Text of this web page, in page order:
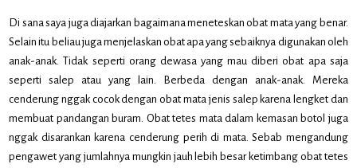
Di sana saya juga diajarkan bagaimana meneteskan obat mata yang benar.
Selain itu beliau juga menjelaskan obat apa yang sebaiknya digunakan oleh
anak-anak. Tidak seperti orang dewasa yang mau diberi obat apa saja
seperti salep atau yang lain. Berbeda dengan anak-anak. Mereka
cenderung nggak cocok dengan obat mata jenis salep karena lengket dan
membuat pandangan buram. Obat tetes mata dalam kemasan botol juga
nggak disarankan karena cenderung perih di mata. Sebab mengandung
pengawet yang jumlahnya mungkin jauh lebih besar ketimbang obat tetes